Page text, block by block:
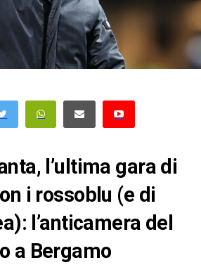
l’ultima gara di
i rossoblu (e di
l’anticamera del
a Bergamo